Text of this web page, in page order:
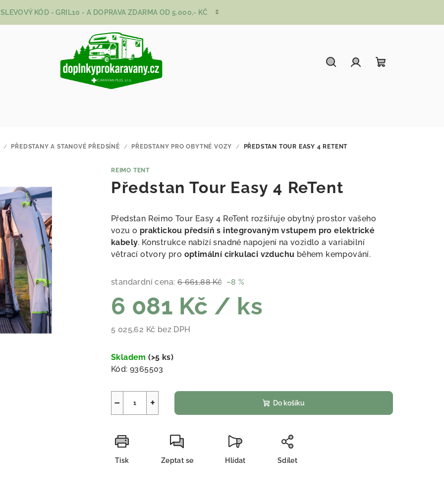
SLEVOVÝ KÓD - GRIL10 - A DOPRAVA ZDARMA OD 5.000,- KČ
/ PŘEDSTANY A STANOVÉ PŘEDSÍNĚ / PŘEDSTANY PRO OBYTNÉ VOZY / PŘEDSTAN TOUR EASY 4 RETENT
REIMO TENT
Předstan Tour Easy 4 ReTent
Předstan Reimo Tour Easy 4 ReTent rozšiřuje obytný prostor vašeho
vozu o praktickou předsíň s integrovaným vstupem pro elektrické
kabely. Konstrukce nabízí snadné napojení na vozidlo a variabilní
větrací otvory pro optimální cirkulaci vzduchu během kempování.
standardní cena: 6 661,88 Kč –8 %
6 081 Kč / ks
5 025,62 Kč bez DPH
Skladem(>5 ks)
Kód: 9365503
+
− Do košíku
Tisk Zeptat se Hlídat Sdílet